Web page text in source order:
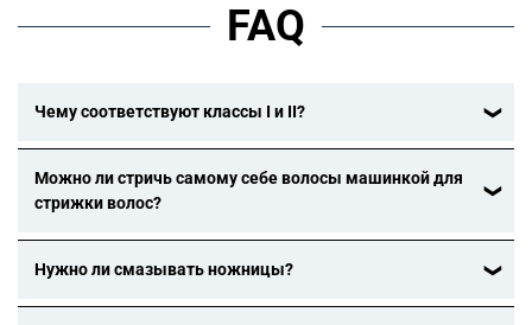
FAQ
Чему соответствуют классы I и II?
Приборы класса I должны быть заземлены (они имеют
только один слой изоляции). Приборы класса II не должны
быть заземлены, потому что они имеют два слоя разной и
Можно ли стричь самому себе волосы машинкой для
стрижки волос?
Нет. В целях безопасности, а также для получения лучших
результатов не рекомендуется стричь самому себе волосы
Нужно ли смазывать ножницы?
Для повышения эффективности работы прибора его